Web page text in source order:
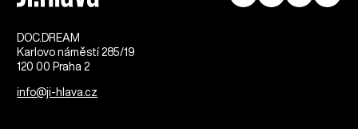
DOC.DREAM​
Karlovo náměstí 285/19
120 00 Praha 2
info@ji-hlava.cz